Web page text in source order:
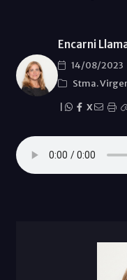
Encarni
14/08/2023
Stma.
X